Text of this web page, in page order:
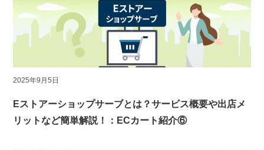
2025年9月5日
Eストアーショップサーブとは？サービス概要や出店メ
リットなど簡単解説！：ECカート紹介⑥